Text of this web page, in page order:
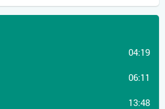
04:19
06:11
13:48